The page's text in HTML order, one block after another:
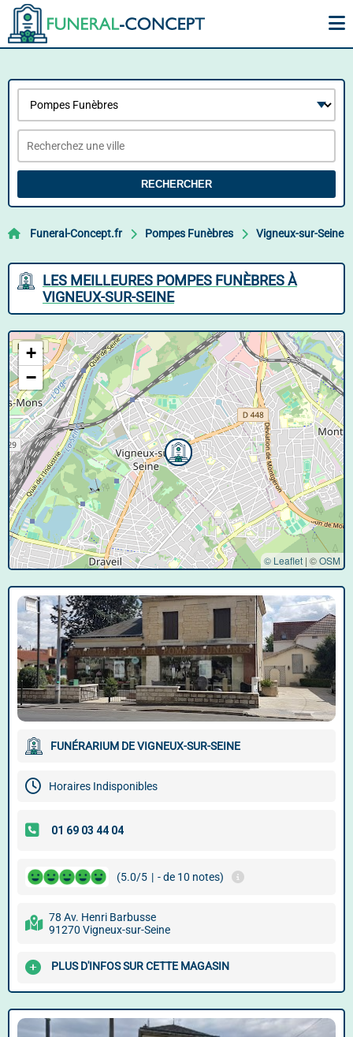
RECHERCHER
Funeral-Concept.fr Pompes Funèbres Vigneux-sur-Seine
LES MEILLEURES POMPES FUNÈBRES À
VIGNEUX-SUR-SEINE
+
−
© Leaflet | ©OSM
FUNÉRARIUM DE VIGNEUX-SUR-SEINE
Horaires Indisponibles
(5.0/5 | - de 10 notes)
78 Av. Henri Barbusse
91270 Vigneux-sur-Seine
PLUS D'INFOS SUR CETTE MAGASIN